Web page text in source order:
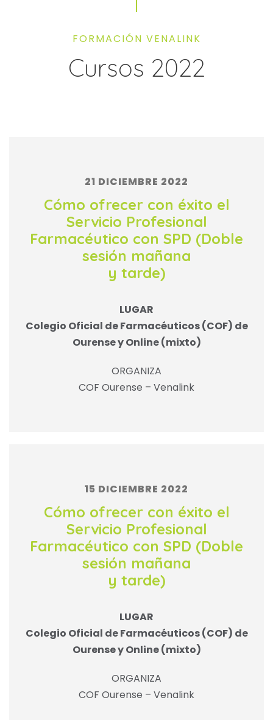
FORMACIÓN VENALINK
Cursos 2022
21 DICIEMBRE 2022
Cómo ofrecer con éxito el
Servicio Profesional
Farmacéutico con SPD (Doble
sesión mañana
y tarde)
LUGAR
Colegio Oficial de Farmacéuticos (COF) de
Ourense y Online (mixto)
ORGANIZA
COF Ourense – Venalink
15 DICIEMBRE 2022
Cómo ofrecer con éxito el
Servicio Profesional
Farmacéutico con SPD (Doble
sesión mañana
y tarde)
LUGAR
Colegio Oficial de Farmacéuticos (COF) de
Ourense y Online (mixto)
ORGANIZA
COF Ourense – Venalink